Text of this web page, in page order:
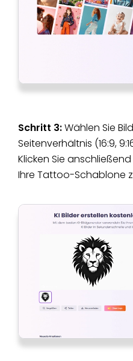
Schritt 3:Wählen Sie
Seitenverhältnis (16:9,
Klicken Sie
Ihre Tattoo-Schablone